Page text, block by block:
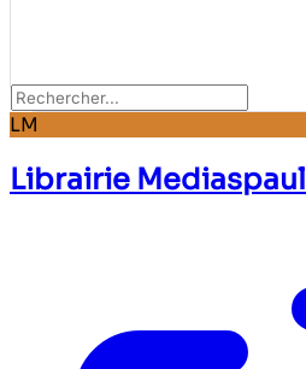
LM
Librairie Mediaspaul